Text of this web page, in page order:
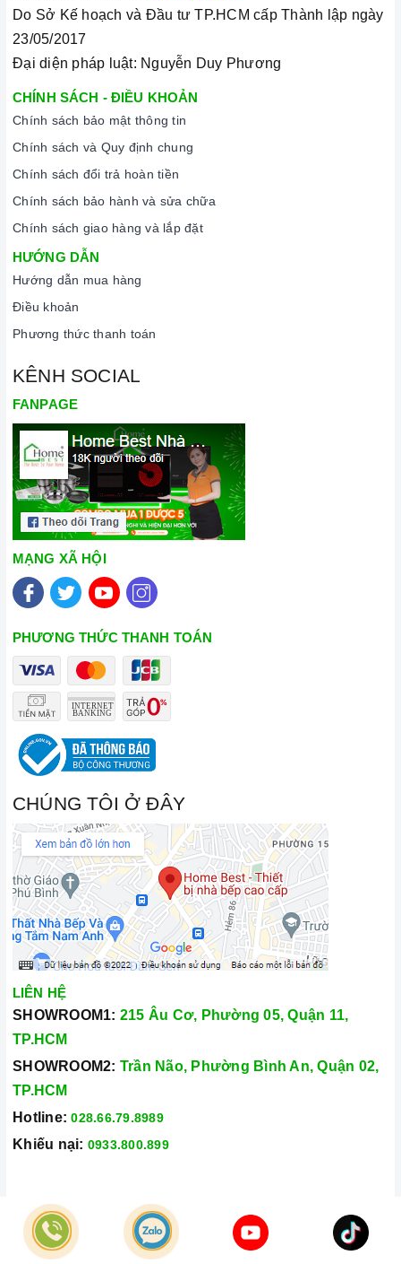
Do Sở Kế hoạch và Đầu tư TP.HCM cấp Thành lập ngày
23/05/2017
Đại diện pháp luật: Nguyễn Duy Phương
CHÍNH SÁCH - ĐIỀU KHOẢN
Chính sách bảo mật thông tin
Chính sách và Quy định chung
Chính sách đổi trả hoàn tiền
Chính sách bảo hành và sửa chữa
Chính sách giao hàng và lắp đặt
HƯỚNG DẪN
Hướng dẫn mua hàng
Điều khoản
Phương thức thanh toán
KÊNH SOCIAL
FANPAGE
MẠNG XÃ HỘI
PHƯƠNG THỨC THANH TOÁN
CHÚNG TÔI Ở ĐÂY
LIÊN HỆ
SHOWROOM1: 215 Âu Cơ, Phường 05, Quận 11,
TP.HCM
SHOWROOM2: Trần Não, Phường Bình An, Quận 02,
TP.HCM
Hotline: 028.66.79.8989
Khiếu nại: 0933.800.899
© Bản quyền thuộc vềCông Ty TNHH Home Best Việt Nam
Cung cấp bởi
Sapo